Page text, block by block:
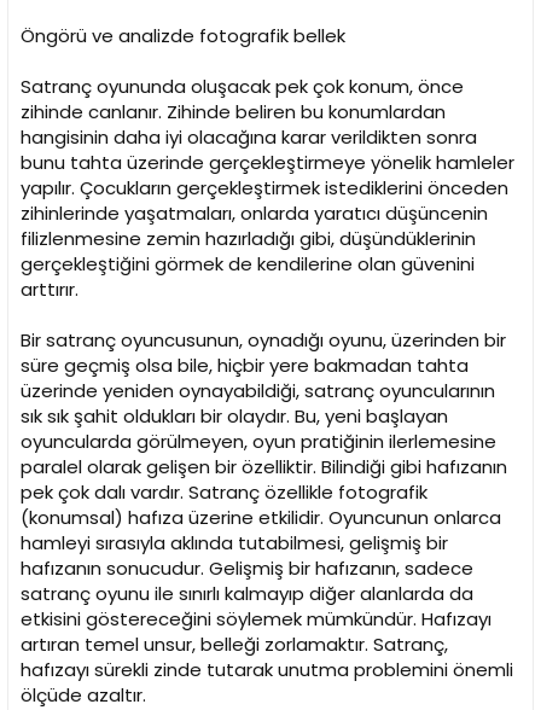
Öngörü ve analizde fotografik bellek
Satranç oyununda oluşacak pek çok konum, önce
zihinde canlanır. Zihinde beliren bu konumlardan
hangisinin daha iyi olacağına karar verildikten sonra
bunu tahta üzerinde gerçekleştirmeye yönelik hamleler
yapılır. Çocukların gerçekleştirmek istediklerini önceden
zihinlerinde yaşatmaları, onlarda yaratıcı düşüncenin
filizlenmesine zemin hazırladığı gibi, düşündüklerinin
gerçekleştiğini görmek de kendilerine olan güvenini
arttırır.
Bir satranç oyuncusunun, oynadığı oyunu, üzerinden bir
süre geçmiş olsa bile, hiçbir yere bakmadan tahta
üzerinde yeniden oynayabildiği, satranç oyuncularının
sık sık şahit oldukları bir olaydır. Bu, yeni başlayan
oyuncularda görülmeyen, oyun pratiğinin ilerlemesine
paralel olarak gelişen bir özelliktir. Bilindiği gibi hafızanın
pek çok dalı vardır. Satranç özellikle fotografik
(konumsal) hafıza üzerine etkilidir. Oyuncunun onlarca
hamleyi sırasıyla aklında tutabilmesi, gelişmiş bir
hafızanın sonucudur. Gelişmiş bir hafızanın, sadece
satranç oyunu ile sınırlı kalmayıp diğer alanlarda da
etkisini göstereceğini söylemek mümkündür. Hafızayı
artıran temel unsur, belleği zorlamaktır. Satranç,
hafızayı sürekli zinde tutarak unutma problemini önemli
ölçüde azaltır.